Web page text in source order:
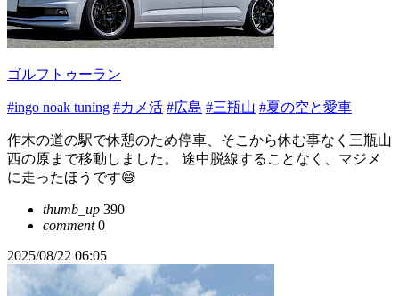
ゴルフトゥーラン
#ingo noak tuning #カメ活 #広島 #三瓶山 #夏の空と愛車
作木の道の駅で休憩のため停車、そこから休む事なく三瓶山
西の原まで移動しました。 途中脱線することなく、マジメ
に走ったほうです😅
thumb_up 390
comment0
2025/08/22 06:05